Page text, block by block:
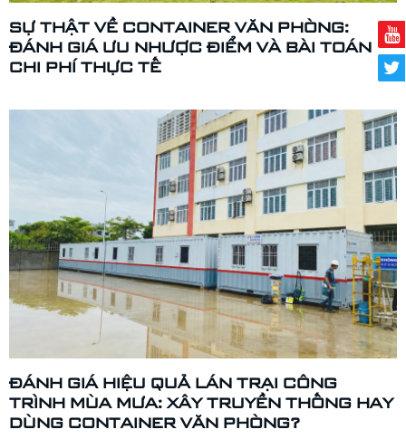
SỰ THẬT VỀ CONTAINER VĂN PHÒNG:
ĐÁNH GIÁ ƯU NHƯỢC ĐIỂM VÀ BÀI TOÁN
CHI PHÍ THỰC TẾ
ĐÁNH GIÁ HIỆU QUẢ LÁN TRẠI CÔNG
TRÌNH MÙA MƯA: XÂY TRUYỀN THỐNG HAY
DÙNG CONTAINER VĂN PHÒNG?